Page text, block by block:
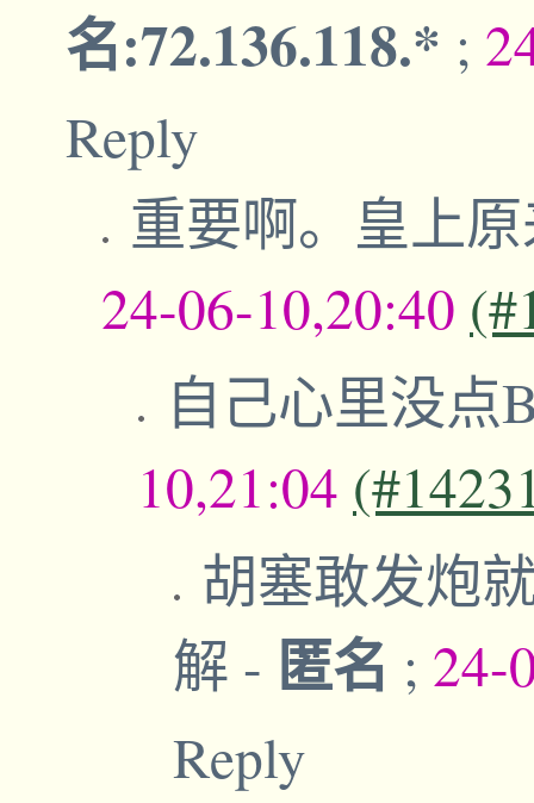
名:72.136.118.* ;
Reply
重要啊。皇上
24-06-10,20:40
自己心里没点
10,21:04
胡塞敢发炮
解 - 匿名 ; 24-
Reply